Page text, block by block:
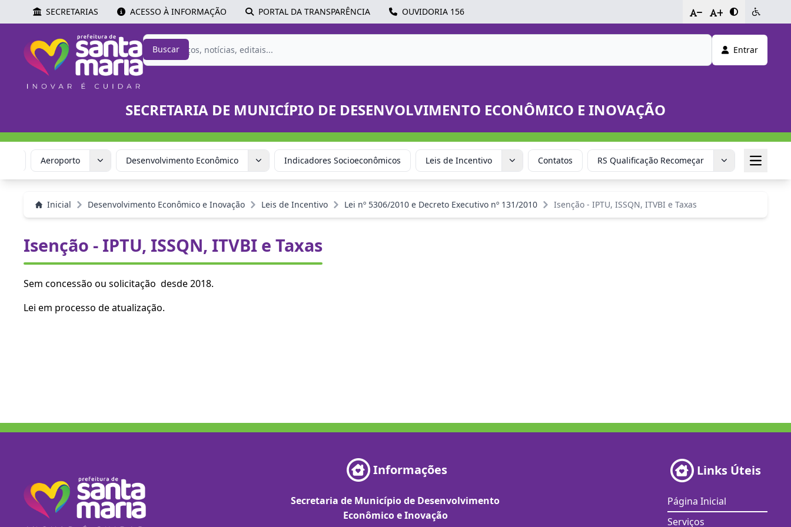
SECRETARIAS ACESSO À INFORMAÇÃO PORTAL DA TRANSPARÊNCIA OUVIDORIA 156 - +
Buscar Entrar
SECRETARIA DE MUNICÍPIO DE DESENVOLVIMENTO ECONÔMICO E INOVAÇÃO
Aeroporto Desenvolvimento Econômico Indicadores Socioeconômicos Leis de Incentivo Contatos RS Qualificação Recomeçar Sala do
Inicial Desenvolvimento Econômico e Inovação Leis de Incentivo Lei nº 5306/2010 e Decreto Executivo nº 131/2010 Isenção - IPTU, ISSQN, ITVBI e Taxas
Isenção - IPTU, ISSQN, ITVBI e Taxas
Sem concessão ou solicitação desde 2018.
Lei em processo de atualização.
Informações
Secretaria de Município de Desenvolvimento
Econômico e Inovação
Links Úteis
Página Inicial
Serviços